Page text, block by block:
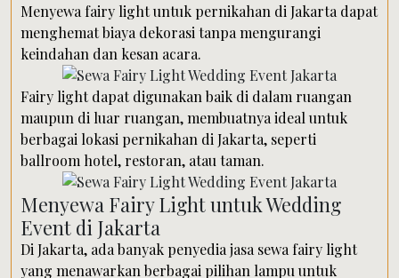
Menyewa fairy light untuk pernikahan di Jakarta dapat
menghemat biaya dekorasi tanpa mengurangi
keindahan dan kesan acara.
Fairy light dapat digunakan baik di dalam ruangan
maupun di luar ruangan, membuatnya ideal untuk
berbagai lokasi pernikahan di Jakarta, seperti
ballroom hotel, restoran, atau taman.
Menyewa Fairy Light untuk Wedding
Event di Jakarta
Di Jakarta, ada banyak penyedia jasa sewa fairy light
yang menawarkan berbagai pilihan lampu untuk